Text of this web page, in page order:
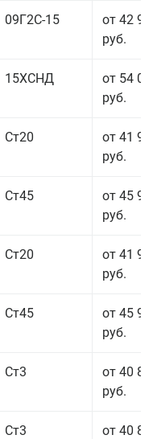
09Г2С-15
от 42
руб.
15ХСНД
от 54
руб.
Ст20
от 41
руб.
Ст45
от 45
руб.
Ст20
от 41
руб.
Ст45
от 45
руб.
Ст3
от 40
руб.
Ст3
от 40